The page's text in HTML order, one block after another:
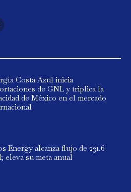
Costa Azul inicia
de GNL y triplica la
de México en el mercado
Energy alcanza flujo de 231.6
eleva su meta anual